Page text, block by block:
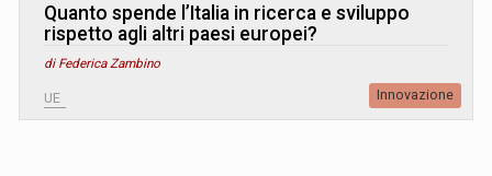
Quanto spende l’Italia in ricerca e sviluppo
rispetto agli altri paesi europei?
di Federica Zambino
UE Innovazione